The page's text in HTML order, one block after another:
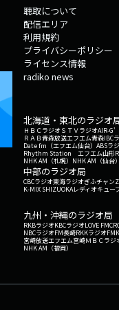
聴取について
配信エリア
利用規約
プライバシーポリシー
ライセンス情報
radiko news
北海道・東北のラジオ
ＨＢＣラジオＳＴＶラジオAIR-G'
ＲＡＢ青森放送エフエム青森IBC
Date fm（エフエム仙台） ABSラ
Rhythm Station エフエム山形
NHK AM（札幌） NHK AM（仙台
中部のラジオ局
CBCラジオ東海ラジオぎふチャン
K-MIX SHIZUOKAレディオキュー
九州・沖縄のラジオ局
RKBラジオKBCラジオLOVE FM
NBCラジオFM長崎RKKラジオ
宮崎放送エフエム宮崎ＭＢＣラジ
NHK AM（福岡）